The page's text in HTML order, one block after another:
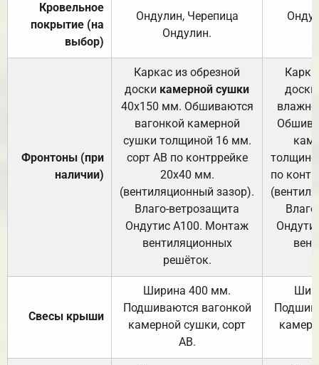
Кровельное
покрытие (на
выбор)
Ондулин, Черепица
Ондулин.
Фронтоны (при
наличии)
Каркас из обрезной
доски камерной сушки
40х150 мм. Обшиваются
вагонкой камерной
сушки толщиной 16 мм.
сорт АВ по контррейке
20х40 мм.
(вентиляционный зазор).
Влаго-ветрозащита
Ондутис А100. Монтаж
вентиляционных
решёток.
доски
по
Свесы крыши
Ширина 400 мм.
Подшиваются вагонкой
камерной сушки, сорт
АВ.